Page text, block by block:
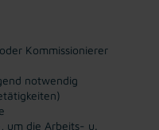
Kommissionierer
notwendig
um die Arbeits- u.